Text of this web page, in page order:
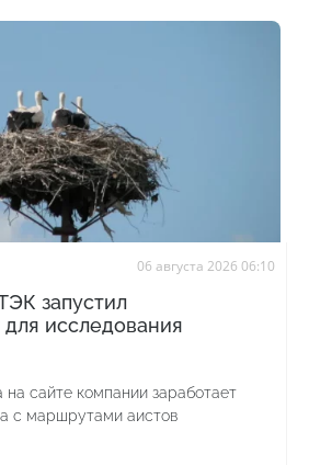
06 августа 2026 06:10
запустил
исследования
на сайте компании заработает
с маршрутами аистов